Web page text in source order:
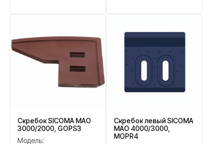
Скребок SICOMA MAO
3000/2000, GOPS3
Модель:
Скребок левый SICOMA
MAO 4000/3000,
MOPR4